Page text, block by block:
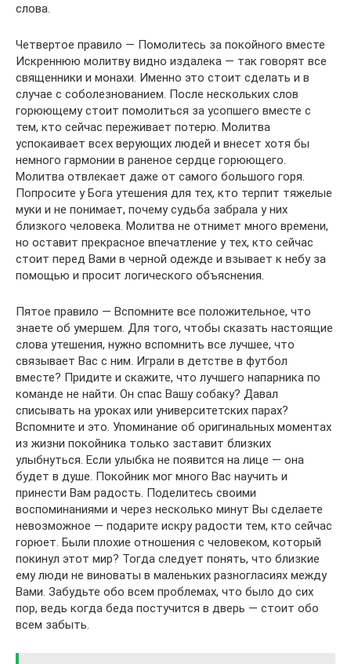
слова.
Четвертое правило — Помолитесь за покойного вместе
Искреннюю молитву видно издалека — так говорят все
священники и монахи. Именно это стоит сделать и в
случае с соболезнованием. После нескольких слов
горюющему стоит помолиться за усопшего вместе с
тем, кто сейчас переживает потерю. Молитва
успокаивает всех верующих людей и внесет хотя бы
немного гармонии в раненое сердце горюющего.
Молитва отвлекает даже от самого большого горя.
Попросите у Бога утешения для тех, кто терпит тяжелые
муки и не понимает, почему судьба забрала у них
близкого человека. Молитва не отнимет много времени,
но оставит прекрасное впечатление у тех, кто сейчас
стоит перед Вами в черной одежде и взывает к небу за
помощью и просит логического объяснения.
Пятое правило — Вспомните все положительное, что
знаете об умершем. Для того, чтобы сказать настоящие
слова утешения, нужно вспомнить все лучшее, что
связывает Вас с ним. Играли в детстве в футбол
вместе? Придите и скажите, что лучшего напарника по
команде не найти. Он спас Вашу собаку? Давал
списывать на уроках или университетских парах?
Вспомните и это. Упоминание об оригинальных моментах
из жизни покойника только заставит близких
улыбнуться. Если улыбка не появится на лице — она ​​
будет в душе. Покойник мог много Вас научить и
принести Вам радость. Поделитесь своими
воспоминаниями и через несколько минут Вы сделаете
невозможное — подарите искру радости тем, кто сейчас
горюет. Были плохие отношения с человеком, который
покинул этот мир? Тогда следует понять, что близкие
ему люди не виноваты в маленьких разногласиях между
Вами. Забудьте обо всем проблемах, что было до сих
пор, ведь когда беда постучится в дверь — стоит обо
всем забыть.